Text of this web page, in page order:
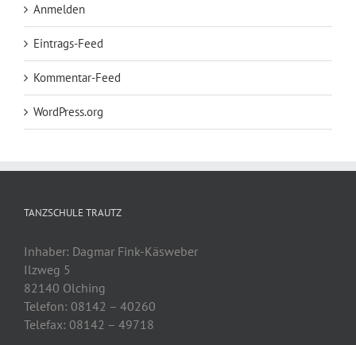
Anmelden
Eintrags-Feed
Kommentar-Feed
WordPress.org
TANZSCHULE TRAUTZ
Inhaber: Dagmar Fink-Käsweber
Ilzweg 5
82140 Olching
Telefon: 08142 – 40260
Telefax: 08142 – 49718